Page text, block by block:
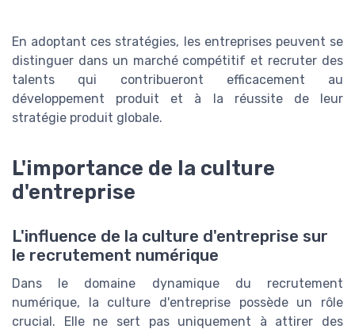
En adoptant ces stratégies, les entreprises peuvent se
distinguer dans un marché compétitif et recruter des
talents qui contribueront efficacement au
développement produit et à la réussite de leur
stratégie produit globale.
L'importance de la culture
d'entreprise
L'influence de la culture d'entreprise sur
le recrutement numérique
Dans le domaine dynamique du recrutement
numérique, la culture d'entreprise possède un rôle
crucial. Elle ne sert pas uniquement à attirer des